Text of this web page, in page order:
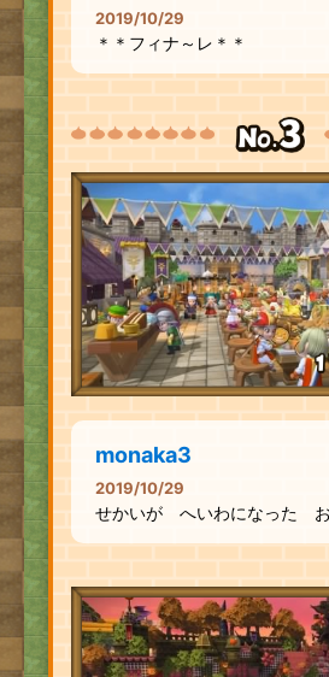
2019/10/29
＊＊フィナ～レ＊＊
monaka3
2019/10/29
せかいが へいわになった